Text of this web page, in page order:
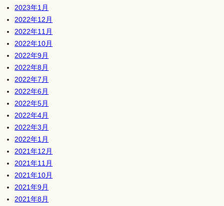
2023年1月
2022年12月
2022年11月
2022年10月
2022年9月
2022年8月
2022年7月
2022年6月
2022年5月
2022年4月
2022年3月
2022年1月
2021年12月
2021年11月
2021年10月
2021年9月
2021年8月